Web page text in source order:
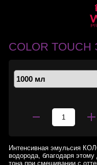
COLOR TOUCH
Интенсивная эмульсия
водорода, благодаря этому
тона при смешивании с